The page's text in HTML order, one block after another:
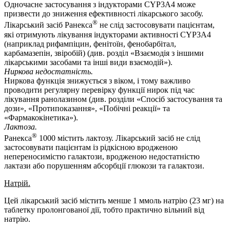
Одночасне застосування з індукторами CYP3A4 може
призвести до зниження ефективності лікарського засобу.
Лікарський засіб Ранекса® не слід застосовувати пацієнтам,
які отримують лікування індукторами активності CYP3A4
(наприклад рифампіцин, фенітоїн, фенобарбітал,
карбамазепін, звіробій) (див. розділ «Взаємодія з іншими
лікарськими засобами та інші види взаємодій»).
Ниркова недостатність.
Ниркова функція знижується з віком, і тому важливо
проводити регулярну перевірку функції нирок під час
лікування ранолазином (див. розділи «Спосіб застосування та
дози», «Протипоказання», «Побічні реакції» та
«Фармакокінетика»).
Лактоза.
Ранекса® 1000 містить лактозу. Лікарський засіб не слід
застосовувати пацієнтам із рідкісною вродженою
непереносимістю галактози, вродженою недостатністю
лактази або порушенням абсорбції глюкози та галактози.
Натрій.
Цей лікарський засіб містить менше 1 ммоль натрію (23 мг) на
таблетку пролонгованої дії, тобто практично вільний від
натрію.